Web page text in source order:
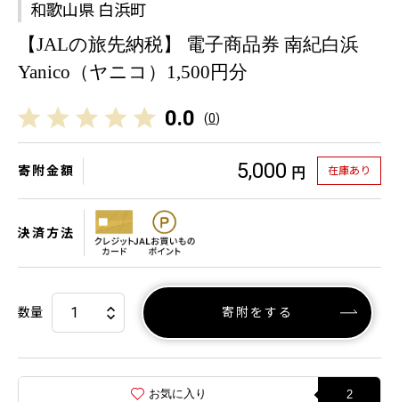
和歌山県 白浜町
【JALの旅先納税】 電子商品券 南紀白浜
Yanico（ヤニコ）1,500円分
0.0 (0)
寄附金額 5,000 円 在庫あり
決済方法
数量 寄附をする
お気に入り 2